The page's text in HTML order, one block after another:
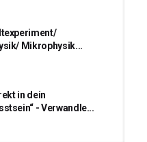
Mikrophysik...
in dein
- Verwandle...